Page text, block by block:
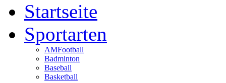
Startseite
Sportarten
AMFootball
Badminton
Baseball
Basketball